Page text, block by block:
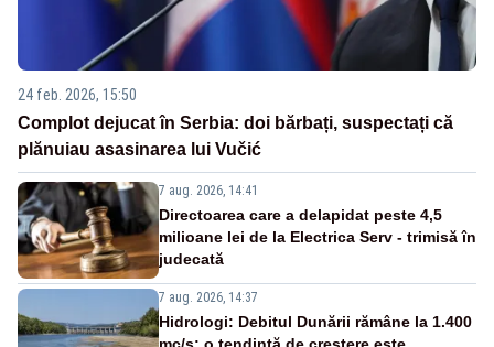
24 feb. 2026, 15:50
Complot dejucat în Serbia: doi bărbați, suspectați că
plănuiau asasinarea lui Vučić
7 aug. 2026, 14:41
Directoarea care a delapidat peste 4,5
milioane lei de la Electrica Serv - trimisă în
judecată
7 aug. 2026, 14:37
Hidrologi: Debitul Dunării rămâne la 1.400
mc/s; o tendință de creștere este